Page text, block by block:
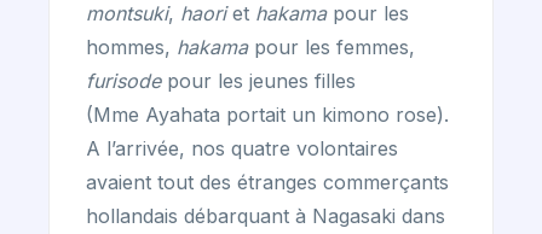
montsuki, haoriet hakamapour les
hommes, hakamapour les femmes,
furisodepour les jeunes filles
(Mme Ayahata portait un kimono rose).
A l’arrivée, nos quatre volontaires
avaient tout des étranges commerçants
hollandais débarquant à Nagasaki dans